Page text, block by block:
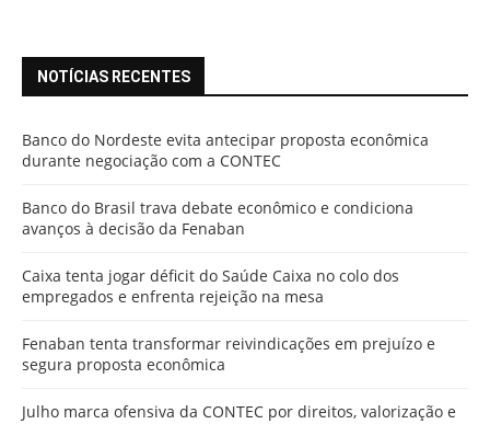
NOTÍCIAS RECENTES
Banco do Nordeste evita antecipar proposta econômica
durante negociação com a CONTEC
Banco do Brasil trava debate econômico e condiciona
avanços à decisão da Fenaban
Caixa tenta jogar déficit do Saúde Caixa no colo dos
empregados e enfrenta rejeição na mesa
Fenaban tenta transformar reivindicações em prejuízo e
segura proposta econômica
Julho marca ofensiva da CONTEC por direitos, valorização e